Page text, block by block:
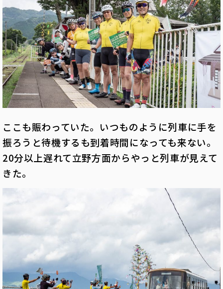
ここも賑わっていた。いつものように列車に手を
振ろうと待機するも到着時間になっても来ない。
20分以上遅れて立野方面からやっと列車が見えて
きた。